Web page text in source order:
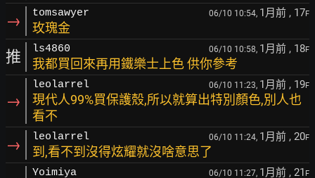
→ tomsawyer 06/10 10:54, 1月前 , 17F
玫瑰金
推 ls4860 06/10 10:58, 1月前 , 18F
我都買回來再用鐵樂士上色 供你參考
→
leolarrel 06/10 11:23, 1月前 , 19F
現代人99%買保護殼,所以就算出特別顏色,別人也
看不
→ leolarrel 06/10 11:24, 1月前 , 20F
到,看不到沒得炫耀就沒啥意思了
Yoimiya 06/10 11:27, 1月前 , 21 F